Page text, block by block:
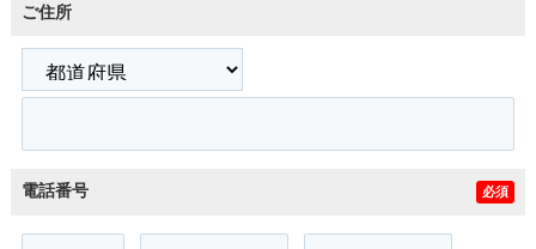
ご住所
電話番号 必須